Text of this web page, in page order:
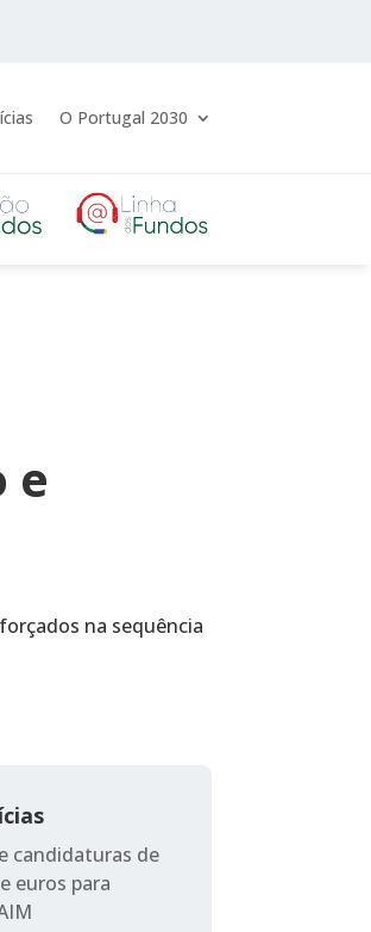
O Portugal 2030
e
na sequência
candidaturas de
euros para